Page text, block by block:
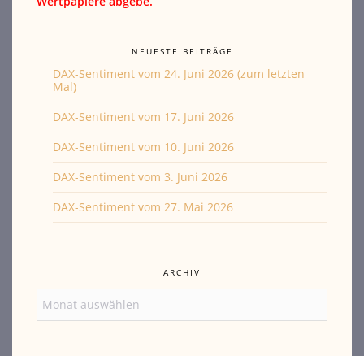
NEUESTE BEITRÄGE
DAX-Sentiment vom 24. Juni 2026 (zum letzten
Mal)
DAX-Sentiment vom 17. Juni 2026
DAX-Sentiment vom 10. Juni 2026
DAX-Sentiment vom 3. Juni 2026
DAX-Sentiment vom 27. Mai 2026
ARCHIV